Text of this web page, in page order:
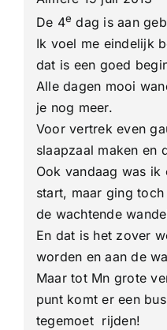
De 4e dag is aan
Ik voel me eindelijk
dat is een goed
Alle dagen mooi
je nog meer.
Voor vertrek even
slaapzaal maken en
Ook vandaag was ik
start, maar ging
de wachtende
En dat is het zover
worden en aan de
Maar tot Mn grote
punt komt er een
tegemoet rijden!